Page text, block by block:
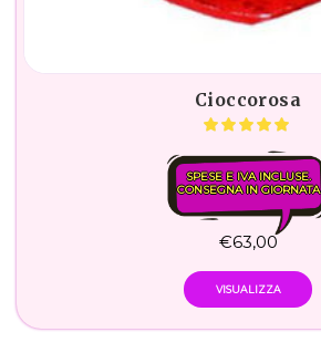
Cioccorosa
SPESE E IVA INCLUSE.
CONSEGNA IN GIORNATA
€63,00
VISUALIZZA